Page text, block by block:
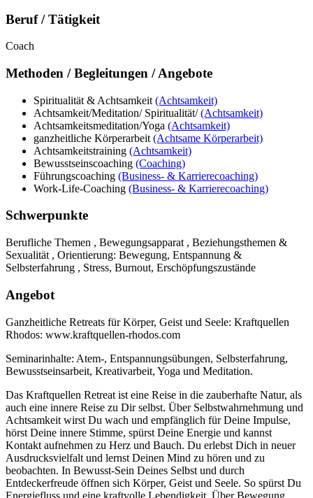
Beruf / Tätigkeit
Coach
Methoden / Begleitungen / Angebote
Spiritualität & Achtsamkeit (Achtsamkeit)
Achtsamkeit/Meditation/ Spiritualität/(Achtsamkeit)
Achtsamkeitsmeditation/Yoga (Achtsamkeit)
ganzheitliche Körperarbeit (Achtsame Körperarbeit)
Achtsamkeitstraining (Achtsamkeit)
Bewusstseinscoaching (Coaching)
Führungscoaching (Business- & Karrierecoaching)
Work-Life-Coaching (Business- & Karrierecoaching)
Schwerpunkte
Berufliche Themen , Bewegungsapparat , Beziehungsthemen &
Sexualität , Orientierung: Bewegung, Entspannung &
Selbsterfahrung , Stress, Burnout, Erschöpfungszustände
Angebot
Ganzheitliche Retreats für Körper, Geist und Seele: Kraftquellen
Rhodos: www.kraftquellen-rhodos.com
Seminarinhalte: Atem-, Entspannungsübungen, Selbsterfahrung,
Bewusstseinsarbeit, Kreativarbeit, Yoga und Meditation.
Das Kraftquellen Retreat ist eine Reise in die zauberhafte Natur, als
auch eine innere Reise zu Dir selbst. Über Selbstwahrnehmung und
Achtsamkeit wirst Du wach und empfänglich für Deine Impulse,
hörst Deine innere Stimme, spürst Deine Energie und kannst
Kontakt aufnehmen zu Herz und Bauch. Du erlebst Dich in neuer
Ausdrucksvielfalt und lernst Deinen Mind zu hören und zu
beobachten. In Bewusst-Sein Deines Selbst und durch
Entdeckerfreude öffnen sich Körper, Geist und Seele. So spürst Du
Energiefluss und eine kraftvolle Lebendigkeit. Über Bewegung,